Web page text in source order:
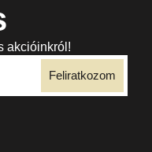
akcióinkról!
Feliratkozom